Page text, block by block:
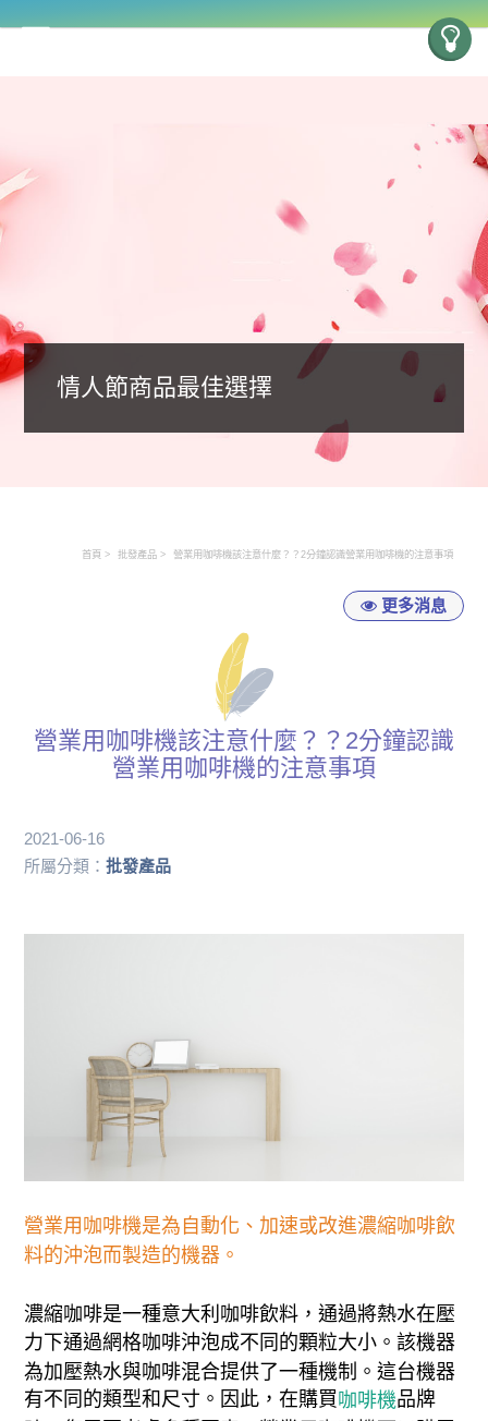
情人節商品最佳選擇
首頁 批發產品 營業用咖啡機該注意什麼？？2分鐘認識營業用咖啡機的注意事項
更多消息
營業用咖啡機該注意什麼？？2分鐘認識
營業用咖啡機的注意事項
2021-06-16
所屬分類：批發產品
營業用咖啡機是為自動化、加速或改進濃縮咖啡飲
料的沖泡而製造的機器。
濃縮咖啡是一種意大利咖啡飲料，通過將熱水在壓
力下通過網格咖啡沖泡成不同的顆粒大小。該機器
為加壓熱水與咖啡混合提供了一種機制。這台機器
有不同的類型和尺寸。因此，在購買咖啡機品牌